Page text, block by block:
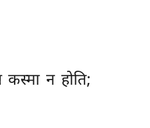
कस्मा न होति;